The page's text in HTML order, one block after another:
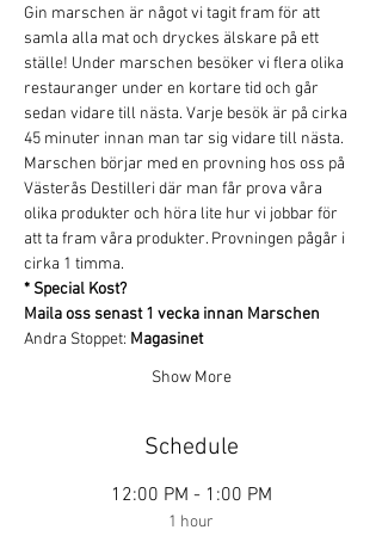
Gin marschen är något vi tagit fram för att
samla alla mat och dryckes älskare på ett
ställe! Under marschen besöker vi flera olika
restauranger under en kortare tid och går
sedan vidare till nästa. Varje besök är på cirka
45 minuter innan man tar sig vidare till nästa.
Marschen börjar med en provning hos oss på
Västerås Destilleri där man får prova våra
olika produkter och höra lite hur vi jobbar för
att ta fram våra produkter. Provningen pågår i
cirka 1 timma.
* Special Kost?
Maila oss senast 1 vecka innan Marschen
Andra Stoppet: Magasinet
Show More
Schedule
12:00 PM - 1:00 PM
1 hour